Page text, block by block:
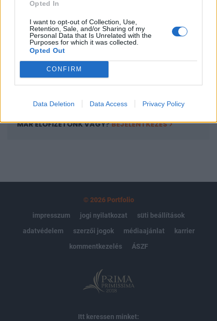
Opted In
I want to opt-out of Collection, Use,
Retention, Sale, and/or Sharing of my
Personal Data that Is Unrelated with the
Purposes for which it was collected.
Opted Out
CONFIRM
Data Deletion Data Access Privacy Policy
regisztrációhoz kötött.
Az előfizetés a következőket tartalmazza:
Portfolio.hu teljes cikkarchívum
Kötéslisták: BÉT elmúlt 2 év napon belüli
kötéslistái
MÁR ELŐFIZETŐNK VAGY?BEJELENTKEZÉS
© 2026 Portfolio
impresszum
jogi nyilatkozat
süti beállítások
adatvédelem
szerzői jogok médiaajánlat
karrier
kommentkezelés
ÁSZF
Itt keressen minket: